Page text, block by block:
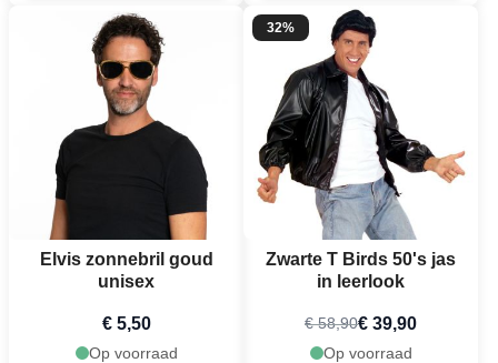
Elvis zonnebril goud
unisex
€ 5,50
Op voorraad
32%
Zwarte T Birds 50's jas
in leerlook
€ 58,90€ 39,90
Op voorraad